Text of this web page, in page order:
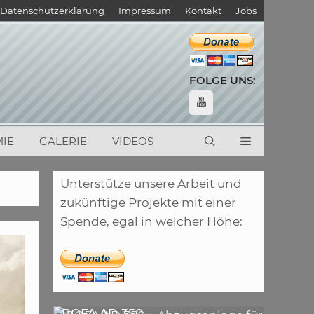
Datenschutzerklärung Impressum Kontakt Jobs
FOLGE UNS:
GALERIE VIDEOS
Unterstütze unsere Arbeit und
zukünftige Projekte mit einer
Spende, egal in welcher Höhe: